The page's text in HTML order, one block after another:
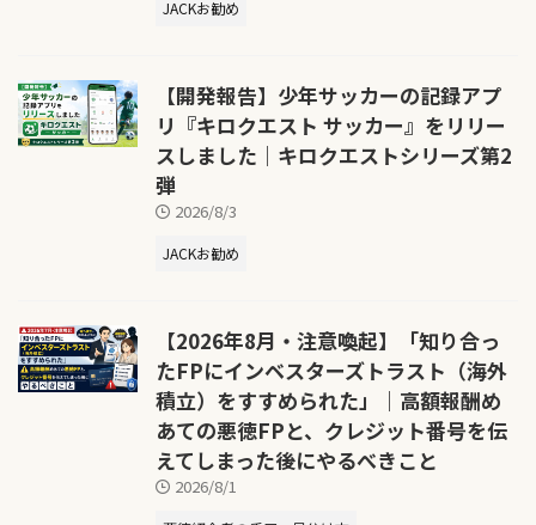
JACKお勧め
【開発報告】少年サッカーの記録アプ
リ『キロクエスト サッカー』をリリー
スしました｜キロクエストシリーズ第2
弾
2026/8/3
JACKお勧め
【2026年8月・注意喚起】「知り合っ
たFPにインベスターズトラスト（海外
積立）をすすめられた」｜高額報酬め
あての悪徳FPと、クレジット番号を伝
えてしまった後にやるべきこと
2026/8/1